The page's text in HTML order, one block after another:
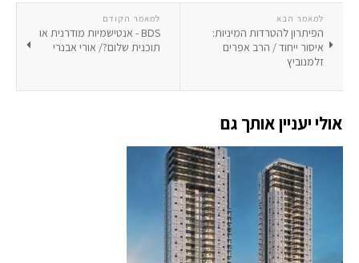
למאמר הקודם
BDS - אנטישמיות מודרנית או
תוכנית שלום?/ אורי אבנרי
למאמר הבא
הפיתרון להטרדות המיניות:
איסור ייחוד / הרב אפרים
זלמנוביץ
אולי יעניין אותך גם